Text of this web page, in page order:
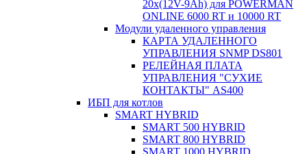
20x(12V-9Ah) для POWERMAN
ONLINE 6000 RT и 10000 RT
Модули удаленного управления
КАРТА УДАЛЕННОГО
УПРАВЛЕНИЯ SNMP DS801
РЕЛЕЙНАЯ ПЛАТА
УПРАВЛЕНИЯ "СУХИЕ
КОНТАКТЫ" AS400
ИБП для котлов
SMART HYBRID
SMART 500 HYBRID
SMART 800 HYBRID
SMART 1000 HYBRID